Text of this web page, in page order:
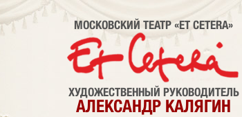
МОСКОВСКИЙ ТЕАТР «ET CETERA»
ХУДОЖЕСТВЕННЫЙ РУКОВОДИТЕЛЬ
АЛЕКСАНДР КАЛЯГИН